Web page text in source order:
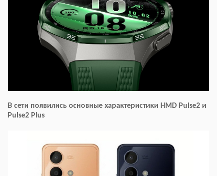
В сети появились основные характеристики HMD Pulse2 и
Pulse2 Plus